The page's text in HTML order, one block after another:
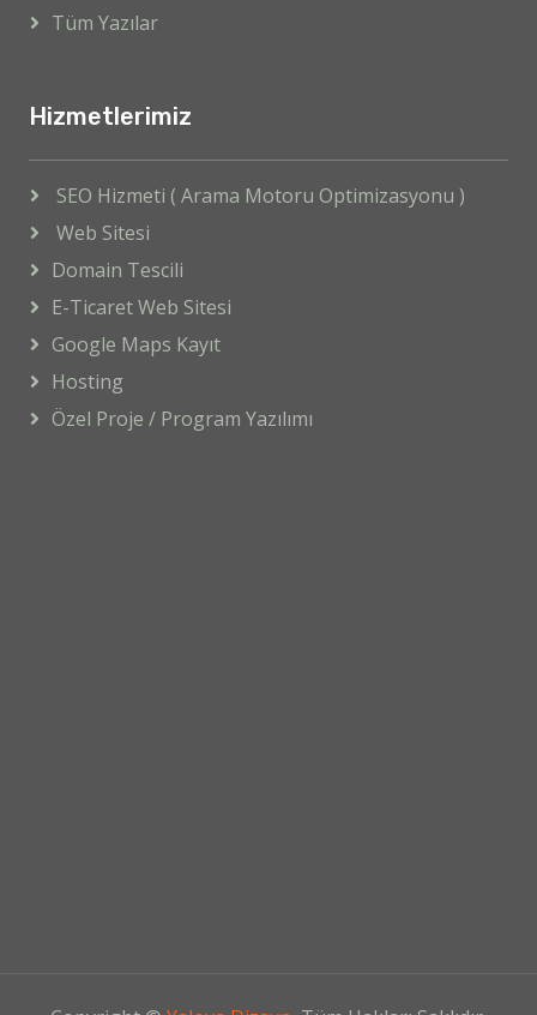
Tüm Yazılar
Hizmetlerimiz
SEO Hizmeti ( Arama Motoru Optimizasyonu )
Web Sitesi
Domain Tescili
E-Ticaret Web Sitesi
Google Maps Kayıt
Hosting
Özel Proje / Program Yazılımı